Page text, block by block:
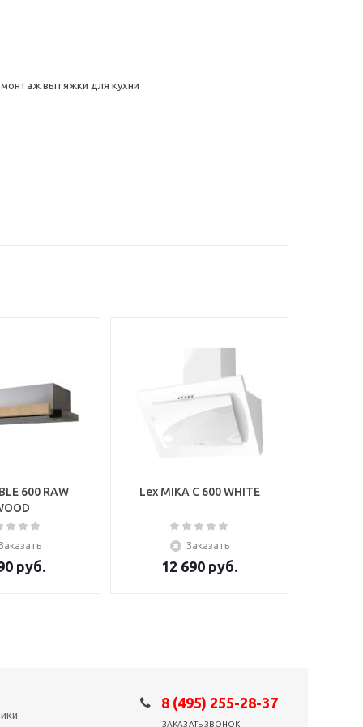
монтаж вытяжки для кухни
600 RAW
руб.
Lex MIKA C 600 WHITE
Заказать
12 690 руб.
8 (495) 255-28-37
ЗАКАЗАТЬ ЗВОНОК